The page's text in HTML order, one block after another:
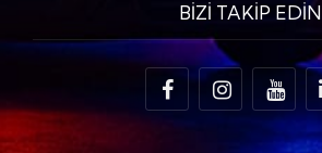
BİZİ TAKİP EDİN